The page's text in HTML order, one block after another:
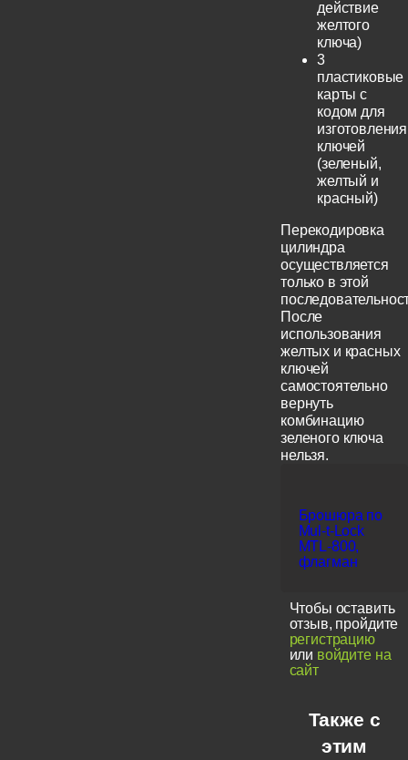
действие
желтого
ключа)
3
пластиковые
карты с
кодом для
изготовления
ключей
(зеленый,
желтый и
красный)
Перекодировка
цилиндра
осуществляется
только в этой
После
использования
желтых и красных
ключей
самостоятельно
вернуть
комбинацию
зеленого ключа
нельзя.
Брошюра по
Mul-t-Lock
MTL-800,
флагман
Чтобы оставить
отзыв, пройдите
регистрацию
или войдите на
сайт
Также с
этим